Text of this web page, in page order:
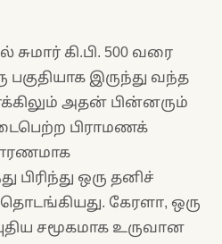
கி.பி. 500 வரை
பகுதியாக இருந்து வந்த
அதன் பின்னரும்
பிராமணக்
பிரிந்து ஒரு தனிச்
கேரளா, ஒரு
சமூகமாக உருவான